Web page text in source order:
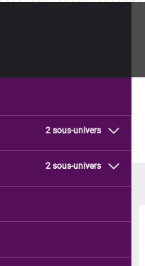
2 sous-univers
2 sous-univers